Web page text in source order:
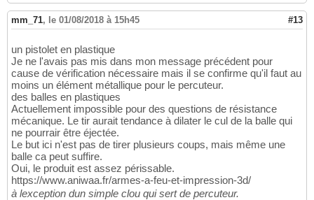
mm_71, le 01/08/2018 à 15h45 #13
un pistolet en plastique
Je ne l'avais pas mis dans mon message précédent pour
cause de vérification nécessaire mais il se confirme qu'il faut au
moins un élément métallique pour le percuteur.
des balles en plastiques
Actuellement impossible pour des questions de résistance
mécanique. Le tir aurait tendance à dilater le cul de la balle qui
ne pourrair être éjectée.
Le but ici n'est pas de tirer plusieurs coups, mais même une
balle ca peut suffire.
Oui, le produit est assez périssable.
https://www.aniwaa.fr/armes-a-feu-et-impression-3d/
à lexception dun simple clou qui sert de percuteur.